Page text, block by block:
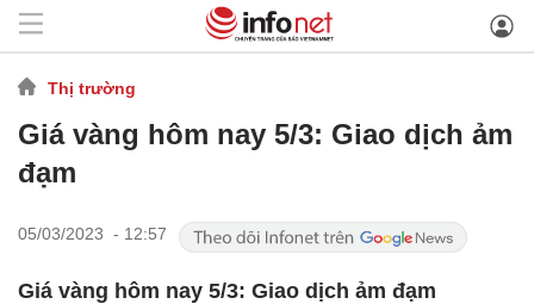
Thị trường
Giá vàng hôm nay 5/3: Giao dịch ảm
đạm
05/03/2023 - 12:57
Giá vàng hôm nay 5/3: Giao dịch ảm đạm